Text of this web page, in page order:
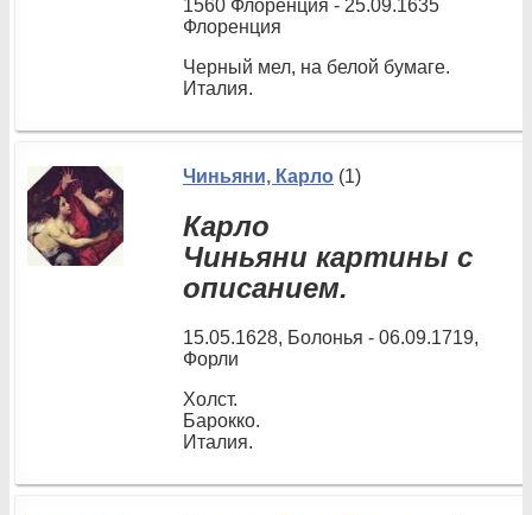
1560 Флоренция - 25.09.1635
Флоренция
Черный мел, на белой бумаге.
Италия.
Чиньяни, Карло (1)
Карло
Чиньяни картины с
описанием.
15.05.1628, Болонья - 06.09.1719,
Форли
Холст.
Барокко.
Италия.